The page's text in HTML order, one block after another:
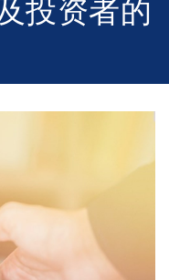
投资者的